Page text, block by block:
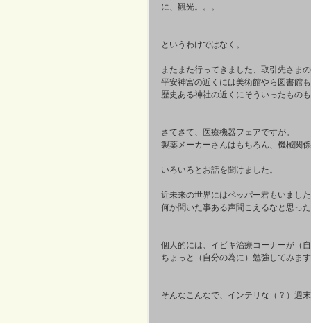
に、観光。。。
というわけではなく。
またまた行ってきました、取引先さま
平安神宮の近くには美術館やら図書館
歴史ある神社の近くにそういったもの
さてさて、医療機器フェアですが。
製薬メーカーさんはもちろん、機械関
いろいろとお話を聞けました。
近未来の世界にはペッパー君もいました
何か聞いた事ある声聞こえるなと思っ
個人的には、イビキ治療コーナーが（
ちょっと（自分の為に）勉強してみます
そんなこんなで、インテリな（？）週